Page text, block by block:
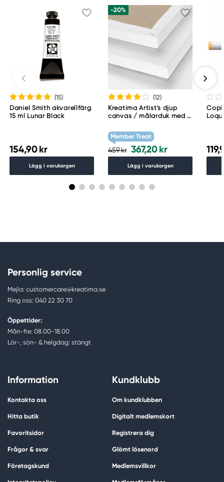
(15)
Daniel Smith akvarellfärg
15 ml Lunar Black
154,90 kr
Lägg i varukorgen
-20%
(12)
Kreatima Artist's djup
canvas / målarduk med 4
g/m²
Member Treat
459 kr 367,20 kr
Lägg i varukorgen
Personlig service
Mejla: customercare@kreatima.se
Ring oss: 040 22 30 70
Öppettider:
Mån-fre: 08.00-18.00
Lör-, sön- & helgdag: stängt
Information
Kontakta oss
Hitta butik
Favoritsidor
Frågor & svar
Företagskund
Kundklubb
Om kundklubben
Digitalt medlemskort
Registrera dig
Glömt lösenord
Medlemsvillkor